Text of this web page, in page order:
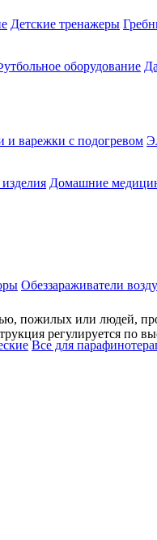
Детские тренажеры
оборудование
и варежки с подогревом
Домашние
Обеззараживатели
Все для
пожилых или людей,
регулируется по